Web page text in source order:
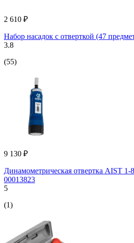
2 610 ₽
Набор насадок с отверткой (47
3.8
(55)
9 130 ₽
Динамометрическая отвертка AIST
00013823
5
(1)